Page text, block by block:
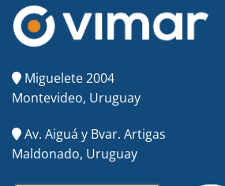
Miguelete 2004
Montevideo, Uruguay
Av. Aiguá y Bvar. Artigas
Maldonado, Uruguay